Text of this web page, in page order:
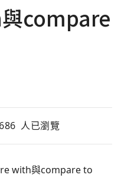
compare
人已瀏覽